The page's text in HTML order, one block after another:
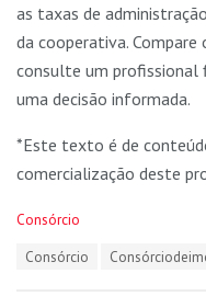
as taxas de
da cooperativa.
consulte um profissional
uma decisão informada.
*Este texto é de
comercialização deste
C
Consórcio
Consórcio